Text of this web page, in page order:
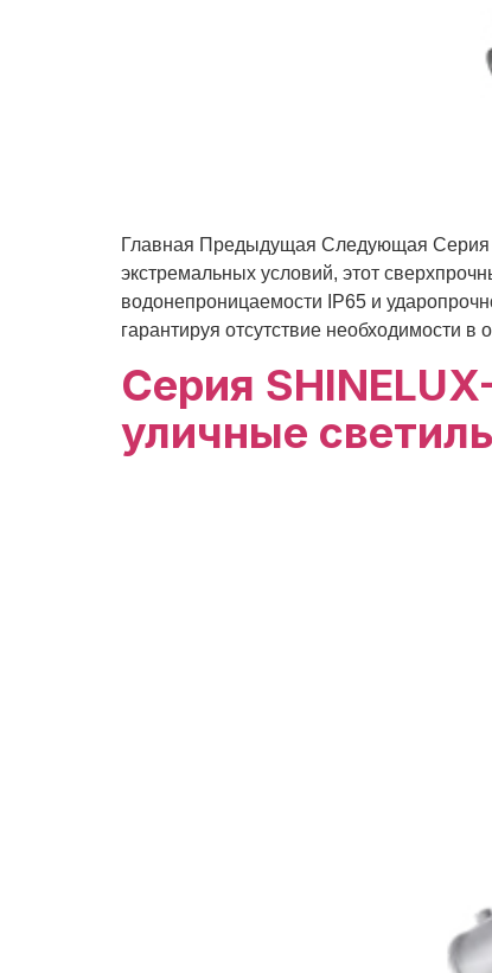
Главная Предыдущая Следующая Серия
экстремальных условий, этот
водонепроницаемости IP65 и
гарантируя отсутствие необходимости
Серия
уличные